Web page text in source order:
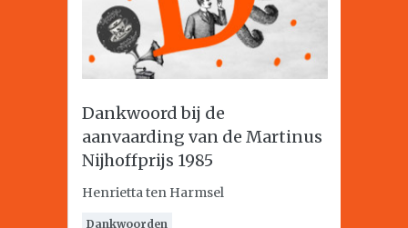
Dankwoord bij de
aanvaarding van de Martinus
Nijhoffprijs 1985
Henrietta ten Harmsel
Dankwoorden